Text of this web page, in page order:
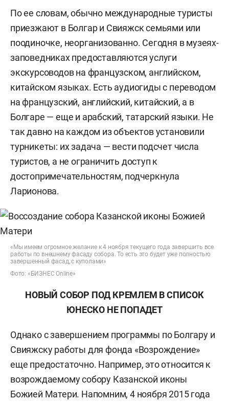
По ее словам, обычно международные туристы
приезжают в Болгар и Свияжск семьями или
поодиночке, неорганизованно. Сегодня в музеях-
заповедниках предоставляются услуги
экскурсоводов на французском, английском,
китайском языках. Есть аудиогиды с переводом
на французский, английский, китайский, а в
Болгаре — еще и арабский, татарский языки. Не
так давно на каждом из объектов установили
турникеты: их задача — вести подсчет числа
туристов, а не ограничить доступ к
достопримечательностям, подчеркнула
Ларионова.
«Мы имеем огромное желание к 4 ноября текущего года завершить все
работы по внешнему фасаду собора. То есть это будет уже полностью
завершенный фасад, с куполами»
Фото: «БИЗНЕС Online»
НОВЫЙ СОБОР ПОД КРЕМЛЕМ В СПИСОК
ЮНЕСКО НЕ ПОПАДЕТ
Однако с завершением программы по Болгару и
Свияжску работы для фонда «Возрождение»
еще предостаточно. Например, это относится к
возрождаемому собору Казанской иконы
Божией Матери. Напомним, 4 ноября 2015 года